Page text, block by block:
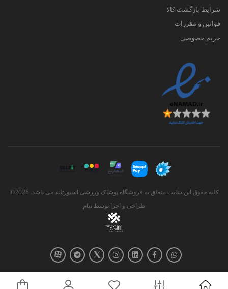
شرایط بازگشت کالا
قوانین و مقررات
حریم خصوصی
کلیه حقوق این سایت متعلق به فروشگاه پوشاک ورزشی اسپورتلند می باشد. 2026©
طراحی و اجرا توسطتیام